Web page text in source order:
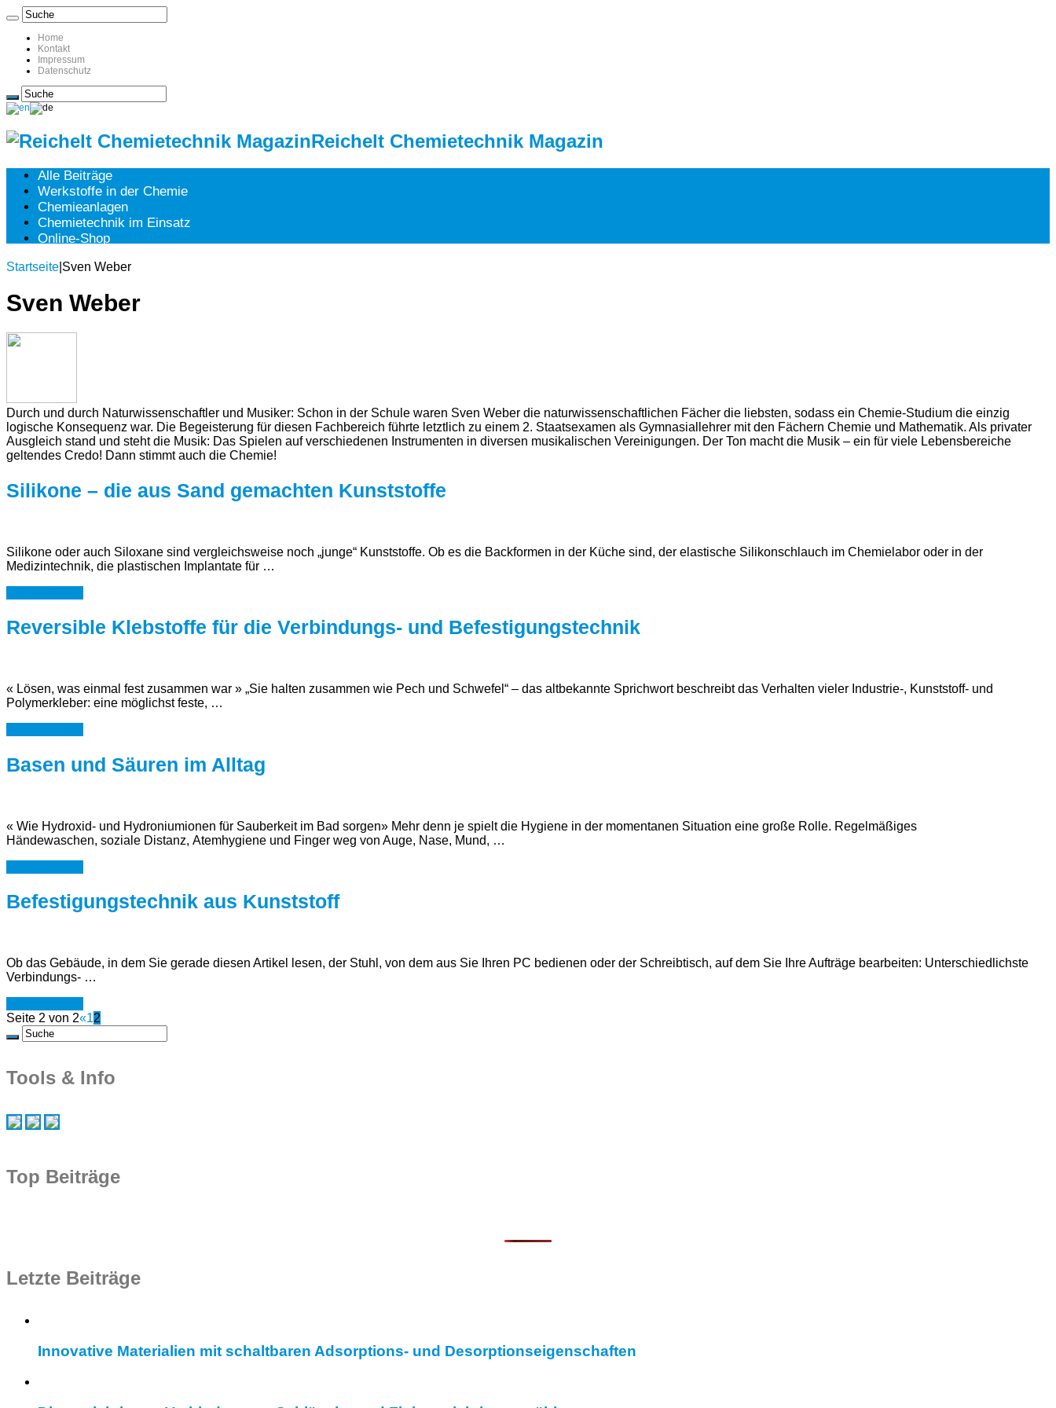
Home
Kontakt
Impressum
Datenschutz
Reichelt Chemietechnik Magazin
Alle Beiträge
Werkstoffe in der Chemie
Chemieanlagen
Chemietechnik im Einsatz
Online-Shop
Startseite Sven Weber
Sven Weber
Durch und durch Naturwissenschaftler und Musiker: Schon in der Schule waren Sven Weber die naturwissenschaftlichen Fächer die liebsten, sodass ein Chemie-Studium die einzig
logische Konsequenz war. Die Begeisterung für diesen Fachbereich führte letztlich zu einem 2. Staatsexamen als Gymnasiallehrer mit den Fächern Chemie und Mathematik. Als privater
Ausgleich stand und steht die Musik: Das Spielen auf verschiedenen Instrumenten in diversen musikalischen Vereinigungen. Der Ton macht die Musik – ein für viele Lebensbereiche
geltendes Credo! Dann stimmt auch die Chemie!
Silikone – die aus Sand gemachten Kunststoffe
Silikone oder auch Siloxane sind vergleichsweise noch „junge“ Kunststoffe. Ob es die Backformen in der Küche sind, der elastische Silikonschlauch im Chemielabor oder in der
Medizintechnik, die plastischen Implantate für …
Reversible Klebstoffe für die Verbindungs- und Befestigungstechnik
« Lösen, was einmal fest zusammen war » „Sie halten zusammen wie Pech und Schwefel“ – das altbekannte Sprichwort beschreibt das Verhalten vieler Industrie-, Kunststoff- und
Polymerkleber: eine möglichst feste, …
Basen und Säuren im Alltag
« Wie Hydroxid- und Hydroniumionen für Sauberkeit im Bad sorgen» Mehr denn je spielt die Hygiene in der momentanen Situation eine große Rolle. Regelmäßiges
Händewaschen, soziale Distanz, Atemhygiene und Finger weg von Auge, Nase, Mund, …
Befestigungstechnik aus Kunststoff
Ob das Gebäude, in dem Sie gerade diesen Artikel lesen, der Stuhl, von dem aus Sie Ihren PC bedienen oder der Schreibtisch, auf dem Sie Ihre Aufträge bearbeiten: Unterschiedlichste
Verbindungs- …
Seite 2 von 2«12
Tools & Info
Top Beiträge
Letzte Beiträge
Innovative Materialien mit schaltbaren Adsorptions- und Desorptionseigenschaften